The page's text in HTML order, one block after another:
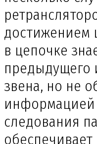
достижением
в цепочке
предыдущего
звена, но не
информацией
следования